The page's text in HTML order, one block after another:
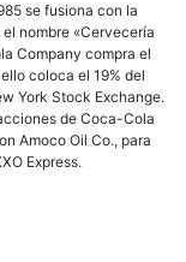
se fusiona con la
nombre «Cervecería
Company compra el
coloca el 19% del
York Stock Exchange.
de Coca-Cola
Amoco Oil Co., para
Express.